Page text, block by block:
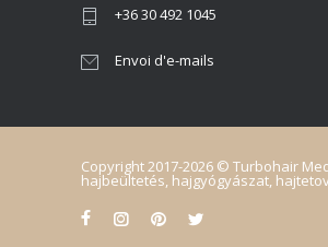
+36 30 492 1045
Envoi d'e-mails
Copyright 2017-2026 © Turbohair
hajbeültetés, hajgyógyászat,